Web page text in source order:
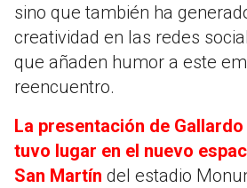
sino que también ha
creatividad en las redes
que añaden humor a este
reencuentro.
La presentación de
tuvo lugar en el nuevo
San Martín del estadio